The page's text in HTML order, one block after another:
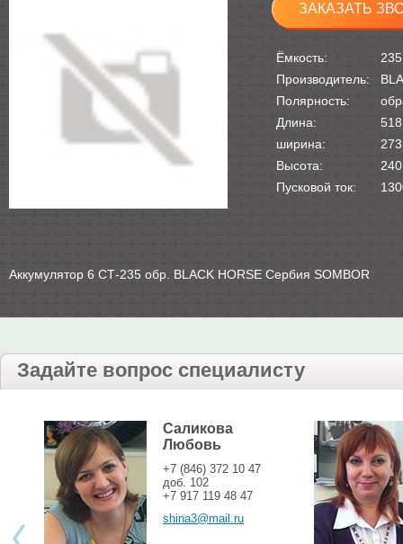
ЗАКАЗАТЬ
Ёмкость:
235
Производитель:
Полярность:
Длина:
518
ширина:
273
Высота:
240
Пусковой ток:
Аккумулятор 6 СТ-235 обр. BLACK HORSE Сербия SOMBOR
Задайте вопрос специалисту
Саликова
Любовь
+7 (846) 372 10 47
доб. 102
+7 917 119 48 47
shina3@mail.ru